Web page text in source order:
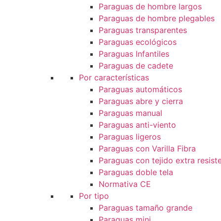
Paraguas de hombre largos
Paraguas de hombre plegables
Paraguas transparentes
Paraguas ecológicos
Paraguas Infantiles
Paraguas de cadete
Por características
Paraguas automáticos
Paraguas abre y cierra
Paraguas manual
Paraguas anti-viento
Paraguas ligeros
Paraguas con Varilla Fibra
Paraguas con tejido extra
Paraguas doble tela
Normativa CE
Por tipo
Paraguas tamaño grande